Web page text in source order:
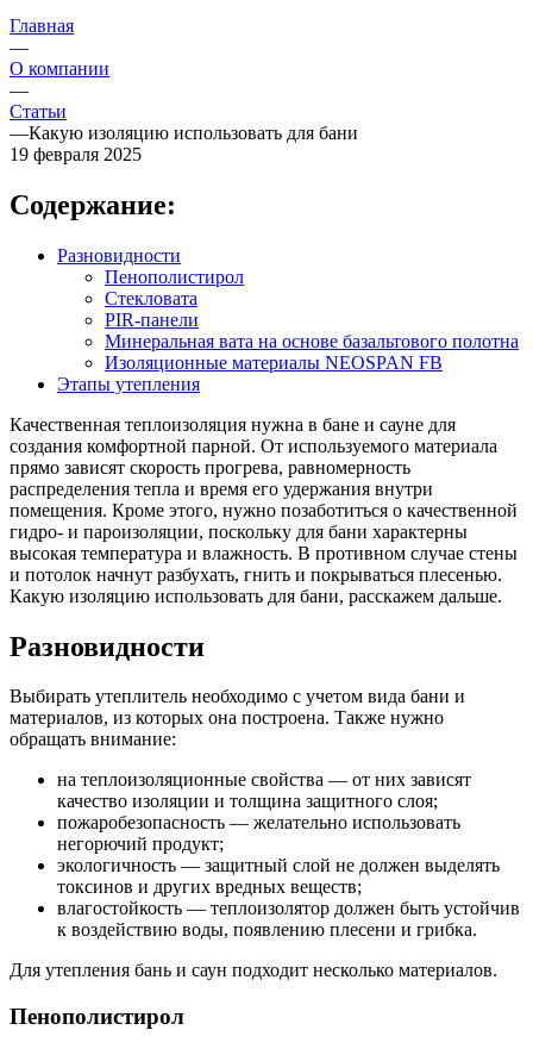
Главная
—
О компании
—
Статьи
—Какую изоляцию использовать для бани
19 февраля 2025
Содержание:
Разновидности
Пенополистирол
Стекловата
PIR-панели
Минеральная вата на основе базальтового полотна
Изоляционные материалы NEOSPAN FB
Этапы утепления
Качественная теплоизоляция нужна в бане и сауне для
создания комфортной парной. От используемого материала
прямо зависят скорость прогрева, равномерность
распределения тепла и время его удержания внутри
помещения. Кроме этого, нужно позаботиться о качественной
гидро- и пароизоляции, поскольку для бани характерны
высокая температура и влажность. В противном случае стены
и потолок начнут разбухать, гнить и покрываться плесенью.
Какую изоляцию использовать для бани, расскажем дальше.
Разновидности
Выбирать утеплитель необходимо с учетом вида бани и
материалов, из которых она построена. Также нужно
обращать внимание:
на теплоизоляционные свойства — от них зависят
качество изоляции и толщина защитного слоя;
пожаробезопасность — желательно использовать
негорючий продукт;
экологичность — защитный слой не должен выделять
токсинов и других вредных веществ;
влагостойкость — теплоизолятор должен быть устойчив
к воздействию воды, появлению плесени и грибка.
Для утепления бань и саун подходит несколько материалов.
Пенополистирол